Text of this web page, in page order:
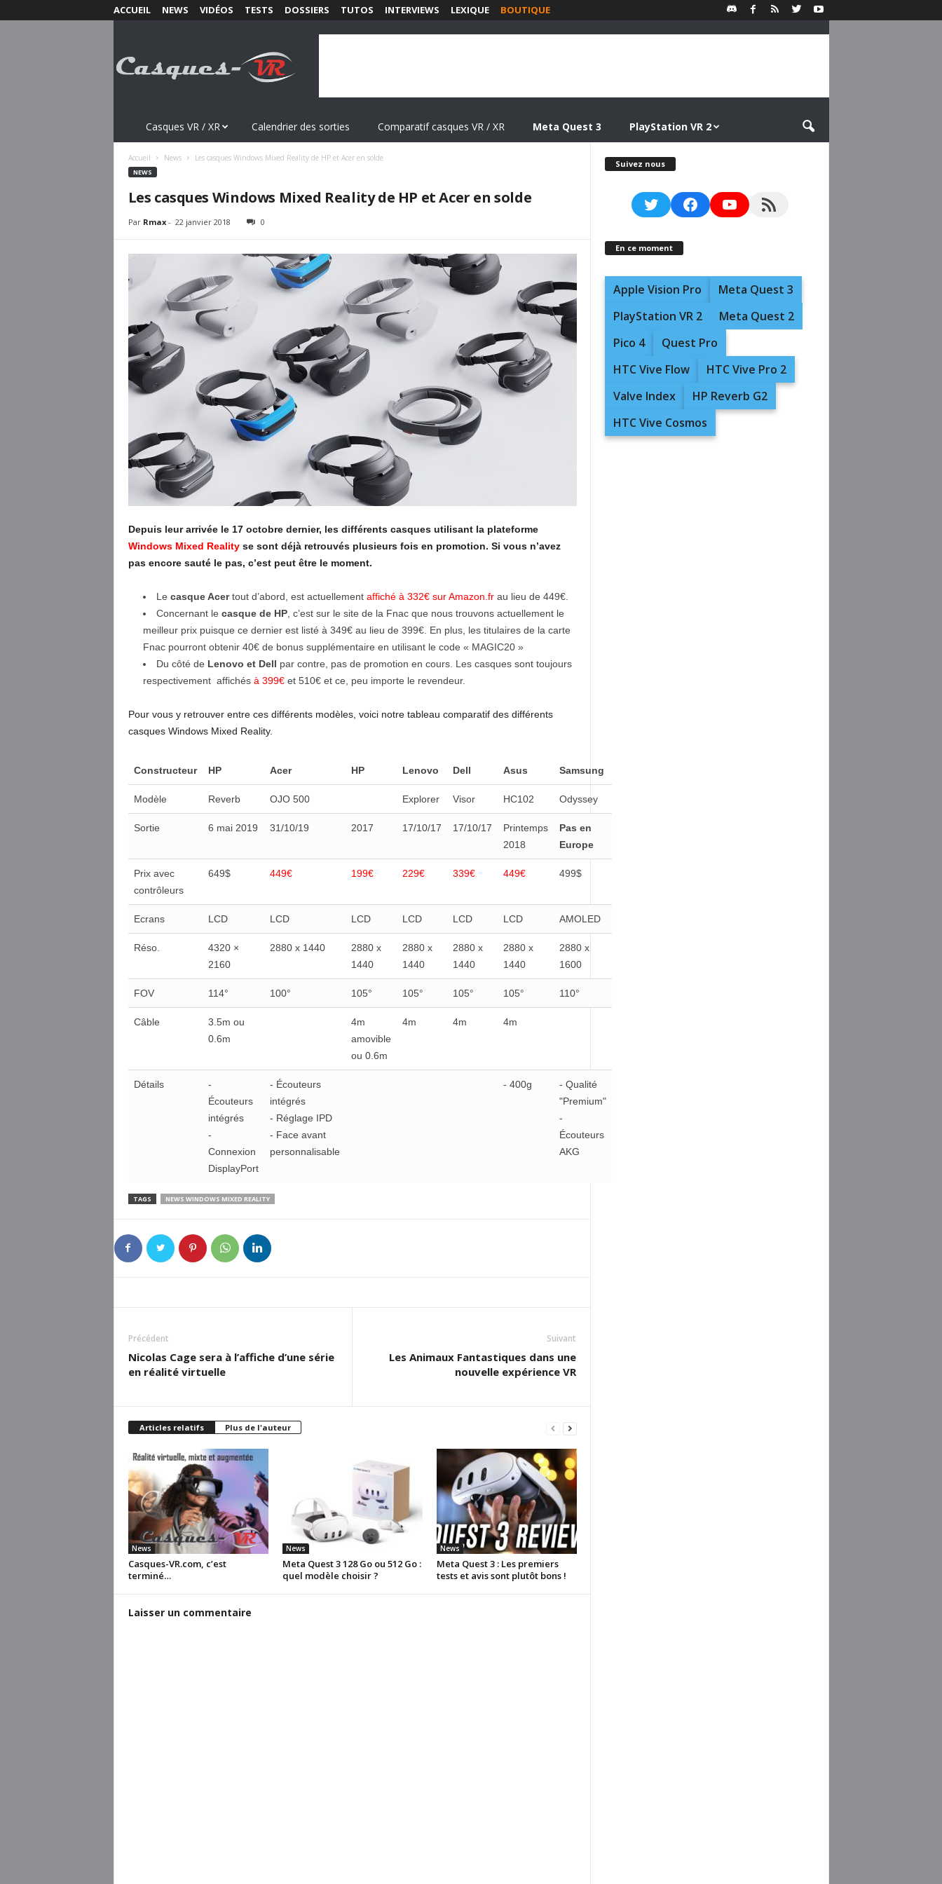
ACCUEIL NEWS VIDÉOS TESTS DOSSIERS TUTOS INTERVIEWS LEXIQUE BOUTIQUE
s
Casques VR / XR Calendrier des sorties Comparatif casques VR / XR Meta Quest 3 PlayStation VR 2
Accueil News Les casques Windows Mixed Reality de HP et Acer en solde
NEWS
Les casques Windows Mixed Reality de HP et Acer en solde
Par Rmax- 22 janvier 2018 0
Depuis leur arrivée le 17 octobre dernier, les différents casques utilisant la plateforme
Windows Mixed Realityse sont déjà retrouvés plusieurs fois en promotion. Si vous n’avez
pas encore sauté le pas, c’est peut être le moment.
Le casque Acertout d’abord, est actuellement affiché à 332€ sur Amazon.frau lieu de 449€.
Concernant le casque de HP, c’est sur le site de la Fnac que nous trouvons actuellement le
meilleur prix puisque ce dernier est listé à 349€ au lieu de 399€. En plus, les titulaires de la carte
Fnac pourront obtenir 40€ de bonus supplémentaire en utilisant le code « MAGIC20 »
Du côté de Lenovo et Dell par contre, pas de promotion en cours. Les casques sont toujours
respectivement affichés à 399€et 510€ et ce, peu importe le revendeur.
Pour vous y retrouver entre ces différents modèles, voici notre tableau comparatif des différents
casques Windows Mixed Reality.
Constructeur HP Acer HP Lenovo Dell Asus Samsung
Modèle Reverb OJO 500 Explorer Visor HC102 Odyssey
Sortie 6 mai 2019 31/10/19 2017 17/10/17 17/10/17
Printemps
2018
Pas en
Europe
Prix avec
contrôleurs
649$ 449€ 199€ 229€ 339€ 449€ 499$
Ecrans LCD LCD LCD LCD LCD LCD AMOLED
Réso.
4320 ×
2160
2880 x 1440
2880 x
1440
2880 x
1440
2880 x
1440
2880 x
1440
2880 x
1600
FOV 114° 100° 105° 105° 105° 105° 110°
Câble
3.5m ou
0.6m
4m
amovible
ou 0.6m
4m 4m 4m
Détails
-
Écouteurs
intégrés
-
Connexion
DisplayPort
- Écouteurs
intégrés
- Réglage IPD
- Face avant
personnalisable
- 400g
- Qualité
"Premium"
-
Écouteurs
AKG
TAGS NEWS WINDOWS MIXED REALITY
Précédent
Nicolas Cage sera à l’affiche d’une série
en réalité virtuelle
Suivant
Les Animaux Fantastiques dans une
nouvelle expérience VR
Articles relatifs Plus de l'auteur
News
Casques-VR.com, c’est
terminé…
News
Meta Quest 3 128 Go ou 512 Go :
quel modèle choisir ?
News
Meta Quest 3 : Les premiers
tests et avis sont plutôt bons !
Laisser un commentaire
Suivez nous
TwitterFacebookYouTubeRSS Feed
En ce moment
Apple Vision Pro
Meta Quest 3
PlayStation VR 2
Meta Quest 2
Pico 4
Quest Pro
HTC Vive Flow
HTC Vive Pro 2
Valve Index
HP Reverb G2
HTC Vive Cosmos